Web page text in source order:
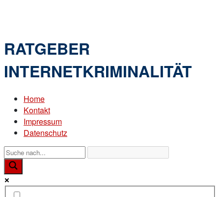
RATGEBER
INTERNETKRIMINALITÄT
Home
Kontakt
Impressum
Datenschutz